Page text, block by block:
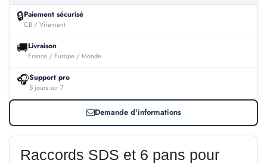
🔒Paiement sécurisé
CB / Virement
🚚Livraison
France / Europe / Monde
🎧Support pro
5 jours sur 7
Demande d'informations
Raccords SDS et 6 pans pour